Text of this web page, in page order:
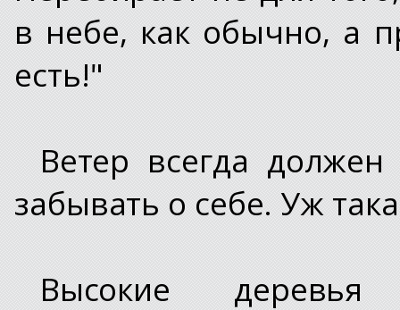
в небе, как обычно, а
есть!"
Ветер всегда
забывать о себе. Уж
Высокие деревья